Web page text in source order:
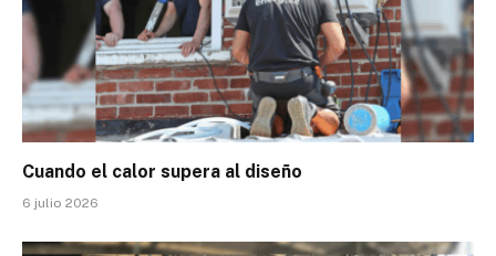
Cuando el calor supera al diseño
6 julio 2026